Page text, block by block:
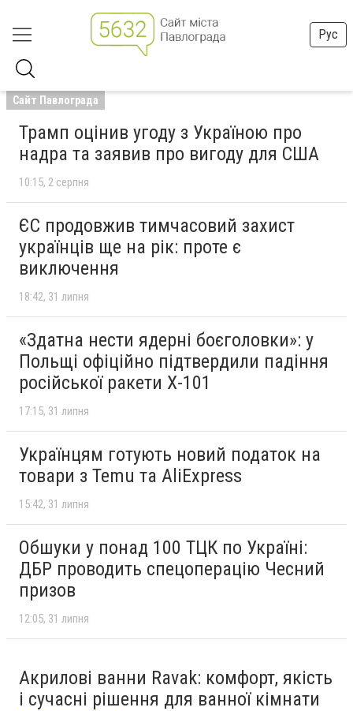
Рус
Сайт Павлограда
Трамп оцінив угоду з Україною про
надра та заявив про вигоду для США
10:15 2 серпня
ЄС продовжив тимчасовий захист
українців ще на рік: проте є
виключення
18:42 31 липня
«Здатна нести ядерні боєголовки»: у
Польщі офіційно підтвердили падіння
російської ракети Х-101
17:15 31 липня
Українцям готують новий податок на
товари з Temu та AliExpress
15:42 31 липня
Обшуки у понад 100 ТЦК по Україні:
ДБР проводить спецоперацію Чесний
призов
12:05 31 липня
Акрилові ванни Ravak: комфорт, якість
і сучасні рішення для ванної кімнати